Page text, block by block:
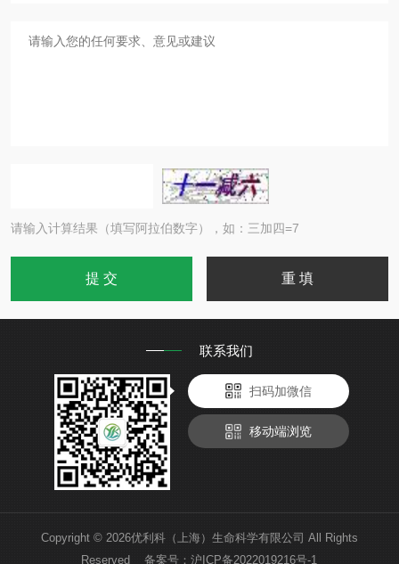
请输入计算结果（填写阿拉伯数字），如：三加四=7
联系我们
扫码加微信
移动端浏览
Copyright © 2026优利科（上海）生命科学有限公司 All Rights
Reserved 备案号：沪ICP备2022019216号-1